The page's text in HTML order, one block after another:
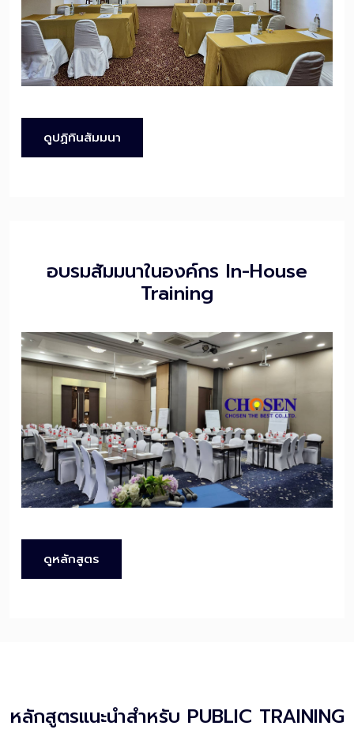
ดูปฏิทินสัมมนา
อบรมสัมมนาในองค์กร In-House
Training
ดูหลักสูตร
หลักสูตรแนะนำสำหรับ PUBLIC TRAINING